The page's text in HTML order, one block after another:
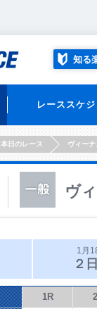
知る
レーススケ
本日のレース ヴィー
ヴ
1月
２
1R